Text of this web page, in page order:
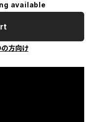
available
方向け